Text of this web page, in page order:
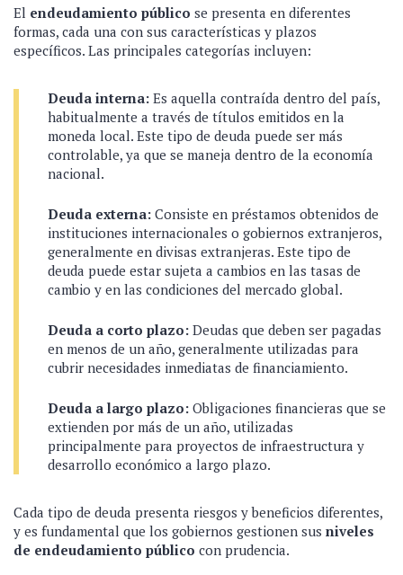
El endeudamiento público se presenta en diferentes
formas, cada una con sus características y plazos
específicos. Las principales categorías incluyen:
Deuda interna: Es aquella contraída dentro del país,
habitualmente a través de títulos emitidos en la
moneda local. Este tipo de deuda puede ser más
controlable, ya que se maneja dentro de la economía
nacional.
Deuda externa: Consiste en préstamos obtenidos de
instituciones internacionales o gobiernos extranjeros,
generalmente en divisas extranjeras. Este tipo de
deuda puede estar sujeta a cambios en las tasas de
cambio y en las condiciones del mercado global.
Deuda a corto plazo: Deudas que deben ser pagadas
en menos de un año, generalmente utilizadas para
cubrir necesidades inmediatas de financiamiento.
Deuda a largo plazo: Obligaciones financieras que se
extienden por más de un año, utilizadas
principalmente para proyectos de infraestructura y
desarrollo económico a largo plazo.
Cada tipo de deuda presenta riesgos y beneficios diferentes,
y es fundamental que los gobiernos gestionen sus niveles
de endeudamiento público con prudencia.